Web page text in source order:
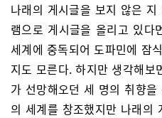
나래의 게시글을 보지 않은
램으로 게시글을 올리고 있다
세계에 중독되어 도파민에 잠
지도 모른다. 하지만 생각해
가 선망해오던 세 명의 취향
의 세계를 창조했지만 나래의